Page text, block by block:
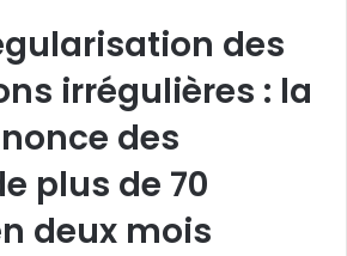
des
irrégulières : la
des
plus de 70
deux mois